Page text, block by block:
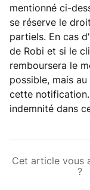
mentionné ci-
se réserve le
partiels. En cas
de Robi et si le
remboursera le
possible, mais
cette
indemnité dans
Cet article vous
?